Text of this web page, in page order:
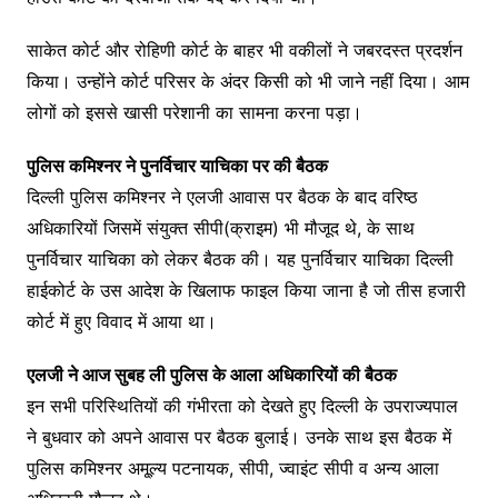
साकेत कोर्ट और रोहिणी कोर्ट के बाहर भी वकीलों ने जबरदस्त प्रदर्शन
किया। उन्होंने कोर्ट परिसर के अंदर किसी को भी जाने नहीं दिया। आम
लोगों को इससे खासी परेशानी का सामना करना पड़ा।
पुलिस कमिश्नर ने पुनर्विचार याचिका पर की बैठक
दिल्ली पुलिस कमिश्नर ने एलजी आवास पर बैठक के बाद वरिष्ठ
अधिकारियों जिसमें संयुक्त सीपी(क्राइम) भी मौजूद थे, के साथ
पुनर्विचार याचिका को लेकर बैठक की। यह पुनर्विचार याचिका दिल्ली
हाईकोर्ट के उस आदेश के खिलाफ फाइल किया जाना है जो तीस हजारी
कोर्ट में हुए विवाद में आया था।
एलजी ने आज सुबह ली पुलिस के आला अधिकारियों की बैठक
इन सभी परिस्थितियों की गंभीरता को देखते हुए दिल्ली के उपराज्यपाल
ने बुधवार को अपने आवास पर बैठक बुलाई। उनके साथ इस बैठक में
पुलिस कमिश्नर अमू्ल्य पटनायक, सीपी, ज्वाइंट सीपी व अन्य आला